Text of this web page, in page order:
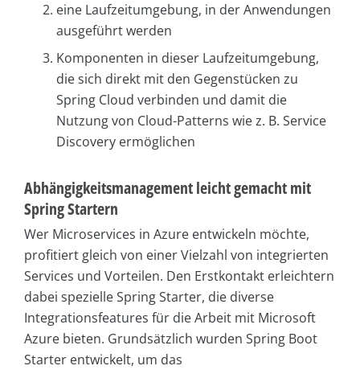
eine Laufzeitumgebung, in der Anwendungen
ausgeführt werden
Komponenten in dieser Laufzeitumgebung,
die sich direkt mit den Gegenstücken zu
Spring Cloud verbinden und damit die
Nutzung von Cloud-Patterns wie z. B. Service
Discovery ermöglichen
Abhängigkeitsmanagement leicht gemacht mit
Spring Startern
Wer Microservices in Azure entwickeln möchte,
profitiert gleich von einer Vielzahl von integrierten
Services und Vorteilen. Den Erstkontakt erleichtern
dabei spezielle Spring Starter, die diverse
Integrationsfeatures für die Arbeit mit Microsoft
Azure bieten. Grundsätzlich wurden Spring Boot
Starter entwickelt, um das